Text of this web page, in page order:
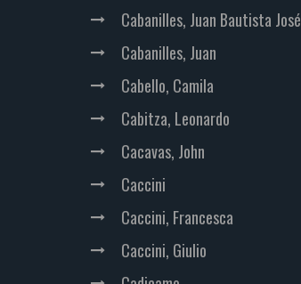
Cabanilles, Juan Bautista José
Cabanilles, Juan
Cabello, Camila
Cabitza, Leonardo
Cacavas, John
Caccini
Caccini, Francesca
Caccini, Giulio